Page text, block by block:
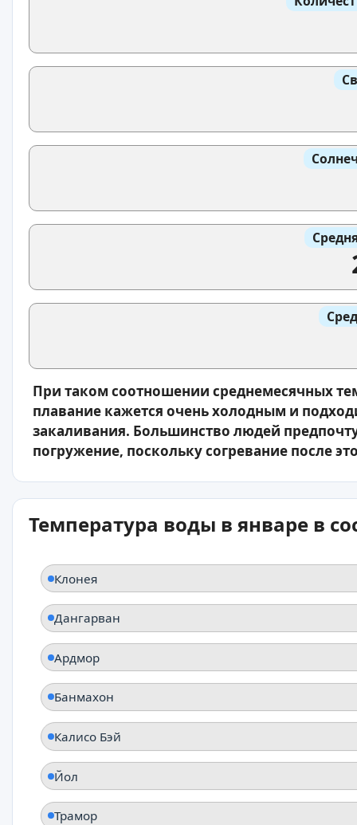
При таком соотношении среднемесячных
плавание кажется очень холодным и
закаливания. Большинство людей
погружение, поскольку согревание после
Температура воды в январе в
Клонея
Дангарван
Ардмор
Банмахон
Калисо Бэй
Йол
Трамор